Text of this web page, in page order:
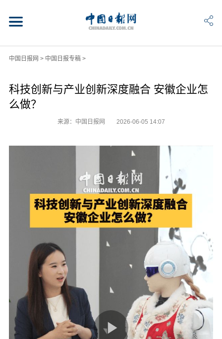
中国日报网 > 中国日报专稿>
科技创新与产业创新深度融合 安徽企业怎
么做？
来源：中国日报网 2026-06-05 14:07